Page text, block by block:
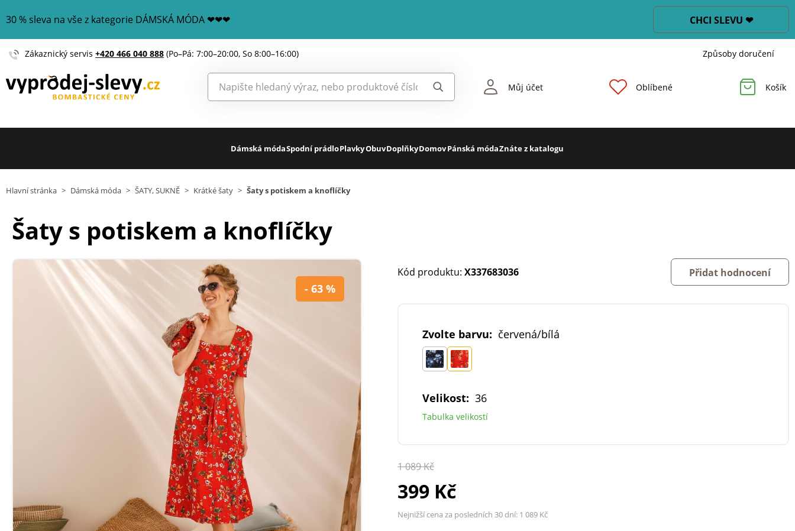
30 % sleva na vše z kategorie DÁMSKÁ MÓDA ❤❤❤ CHCI SLEVU ❤
Zákaznický servis +420 466 040 888 (Po–Pá: 7:00–20:00, So 8:00–16:00) Způsoby doručení
Můj účet Oblíbené Košík
Dámská módaSpodní prádloPlavkyObuvDoplňkyDomovPánská módaZnáte z katalogu
Hlavní stránka > Dámská móda > ŠATY, SUKNĚ > Krátké šaty > Šaty s potiskem a knoflíčky
Šaty s potiskem a knoflíčky
- 63 %
Kód produktu: X337683036 Přidat hodnocení
Zvolte barvu: červená/bílá
Velikost: 36
Tabulka velikostí
1 089 Kč
399 Kč
Nejnižší cena za posledních 30 dní: 1 089 Kč